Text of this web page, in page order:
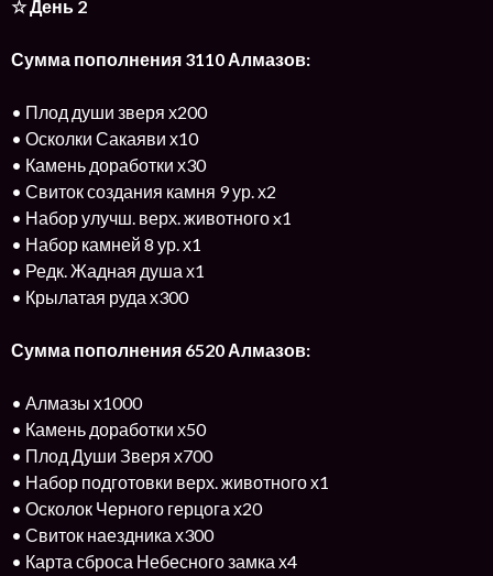
☆ День 2
Сумма пополнения 3110 Алмазов:
• Плод души зверя х200
• Осколки Сакаяви х10
• Камень доработки х30
• Свиток создания камня 9 ур. х2
• Набор улучш. верх. животного x1
• Набор камней 8 ур. х1
• Редк. Жадная душа х1
• Крылатая руда х300
Сумма пополнения 6520 Алмазов:
• Алмазы х1000
• Камень доработки х50
• Плод Души Зверя х700
• Набор подготовки верх. животного х1
• Осколок Черного герцога х20
• Свиток наездника х300
• Карта сброса Небесного замка х4